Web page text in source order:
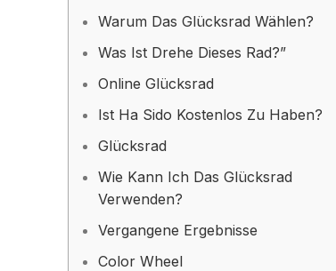
Warum Das Glücksrad Wählen?
Was Ist Drehe Dieses Rad?”
Online Glücksrad
Ist Ha Sido Kostenlos Zu Haben?
Glücksrad
Wie Kann Ich Das Glücksrad
Verwenden?
Vergangene Ergebnisse
Color Wheel